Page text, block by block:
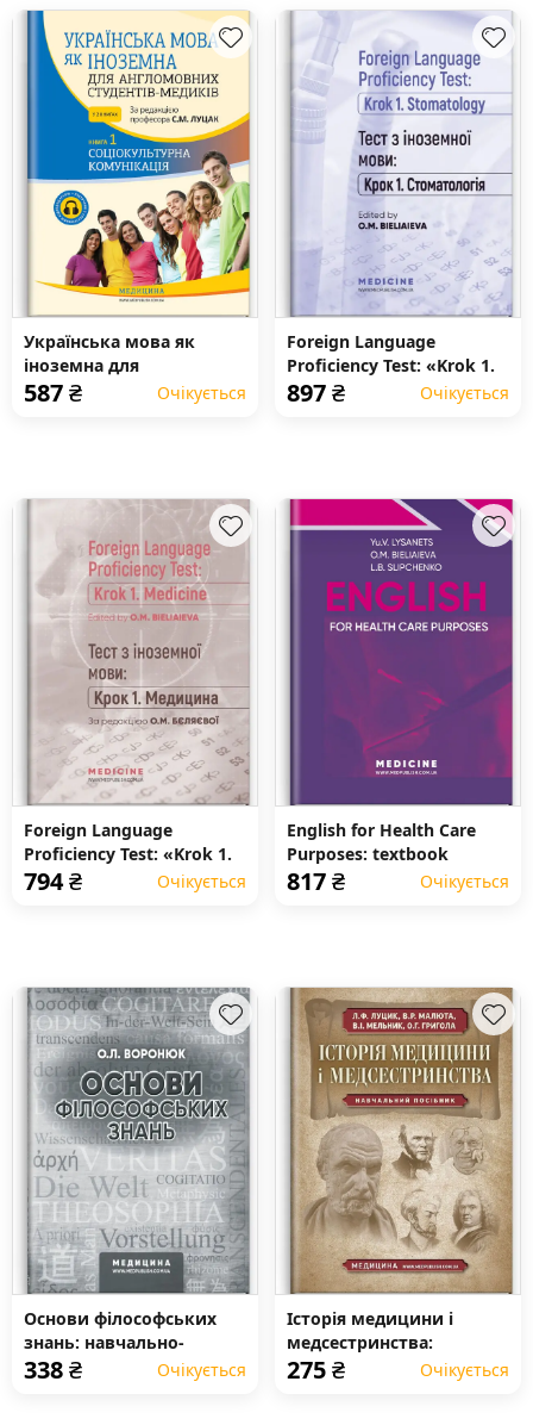
Українська мова як
іноземна для
англомовних студентів-
587₴ Очікується
Foreign Language
Proficiency Test: «Krok 1.
Stomatology»: manual
897₴ Очікується
Foreign Language
Proficiency Test: «Krok 1.
Medicine»: manual
794₴ Очікується
English for Health Care
Purposes: textbook
817₴ Очікується
Основи філософських
знань: навчально-
методичний посібник
338₴ Очікується
Історія медицини і
медсестринства:
навчальний посібник
275₴ Очікується